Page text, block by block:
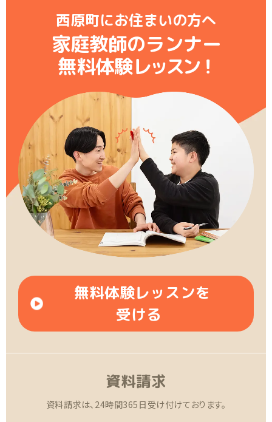
西原町にお住まいの方へ
家庭教師のランナー
無料体験レッスン！
無料体験レッスンを
受ける
資料請求
資料請求は、24時間365日受け付けております。